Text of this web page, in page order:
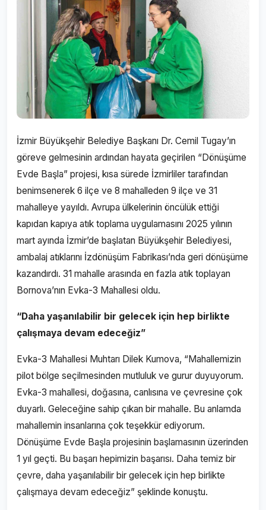
İzmir Büyükşehir Belediye Başkanı Dr. Cemil Tugay’ın
göreve gelmesinin ardından hayata geçirilen “Dönüşüme
Evde Başla” projesi, kısa sürede İzmirliler tarafından
benimsenerek 6 ilçe ve 8 mahalleden 9 ilçe ve 31
mahalleye yayıldı. Avrupa ülkelerinin öncülük ettiği
kapıdan kapıya atık toplama uygulamasını 2025 yılının
mart ayında İzmir’de başlatan Büyükşehir Belediyesi,
ambalaj atıklarını İzdönüşüm Fabrikası’nda geri dönüşüme
kazandırdı. 31 mahalle arasında en fazla atık toplayan
Bornova’nın Evka-3 Mahallesi oldu.
“Daha yaşanılabilir bir gelecek için hep birlikte
çalışmaya devam edeceğiz”
Evka-3 Mahallesi Muhtarı Dilek Kumova, “Mahallemizin
pilot bölge seçilmesinden mutluluk ve gurur duyuyorum.
Evka-3 mahallesi, doğasına, canlısına ve çevresine çok
duyarlı. Geleceğine sahip çıkan bir mahalle. Bu anlamda
mahallemin insanlarına çok teşekkür ediyorum.
Dönüşüme Evde Başla projesinin başlamasının üzerinden
1 yıl geçti. Bu başarı hepimizin başarısı. Daha temiz bir
çevre, daha yaşanılabilir bir gelecek için hep birlikte
çalışmaya devam edeceğiz” şeklinde konuştu.